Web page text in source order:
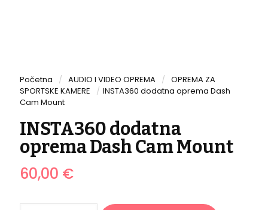
Početna / AUDIO I VIDEO OPREMA / OPREMA ZA
SPORTSKE KAMERE
/ INSTA360 dodatna oprema Dash
Cam Mount
INSTA360 dodatna
oprema Dash Cam Mount
60,00 €